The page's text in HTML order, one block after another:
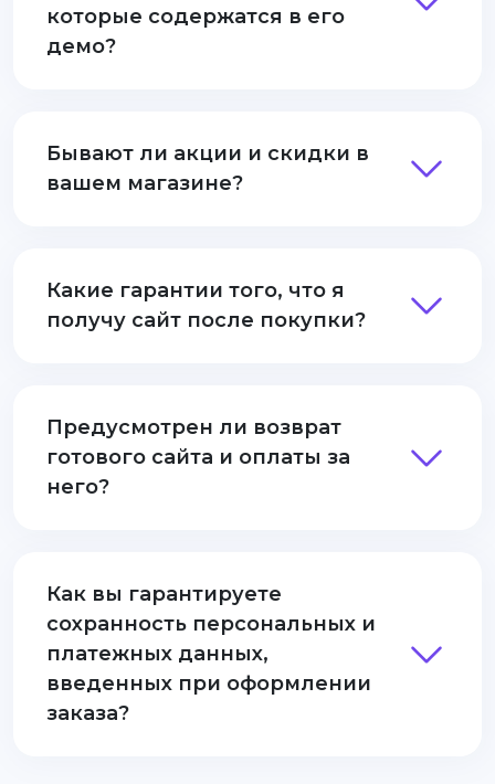
которые содержатся в его
демо?
Бывают ли акции и скидки в
вашем магазине?
Какие гарантии того, что я
получу сайт после покупки?
Предусмотрен ли возврат
готового сайта и оплаты за
него?
Как вы гарантируете
сохранность персональных и
платежных данных,
введенных при оформлении
заказа?